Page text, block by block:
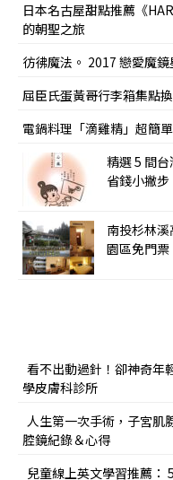
日本名古屋甜點推薦《
的朝聖之旅
彷彿魔法。 2017 戀愛魔
屈臣氏蛋黃哥行李箱集點
電鍋料理「滴雞精」超簡
精選 5 間
省錢小撇步
南投杉林
園區免門票
看不出動過針！卻神奇年
學皮膚科診所
人生第一次手術，子宮肌
腔鏡紀錄＆心得
兒童線上英文學習推薦